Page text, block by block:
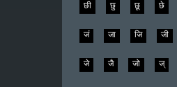
छी छु छू छे
जं जा जि जी
जे जै जो ज्